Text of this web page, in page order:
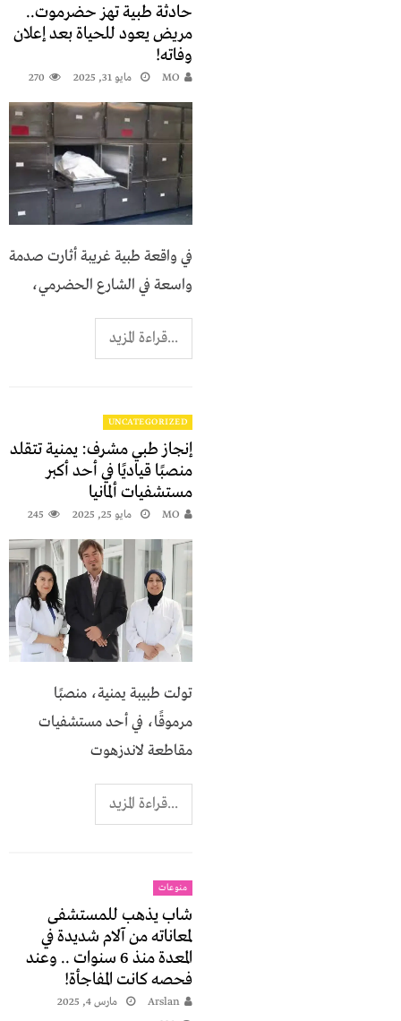
حادثة طبية تهز حضرموت..
مريض يعود للحياة بعد إعلان
وفاته!
MO مايو 31, 2025 270
في واقعة طبية غريبة أثارت صدمة
واسعة في الشارع الحضرمي،
...قراءة المزيد
UNCATEGORIZED
إنجاز طبي مشرف: يمنية تتقلد
منصبًا قياديًا في أحد أكبر
مستشفيات ألمانيا
MO مايو 25, 2025 245
تولت طبيبة يمنية، منصبًا
مرموقًا، في أحد مستشفيات
مقاطعة لاندزهوت
...قراءة المزيد
منوعات
شاب يذهب للمستشفى
لمعاناته من آلام شديدة في
المعدة منذ 6 سنوات .. وعند
فحصه كانت المفاجأة!
Arslan
مارس 4, 2025